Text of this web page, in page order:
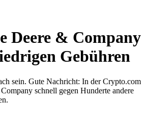
Deere & Company
Gebühren
sein. Gute Nachricht: In der Crypto.com
schnell gegen Hunderte andere